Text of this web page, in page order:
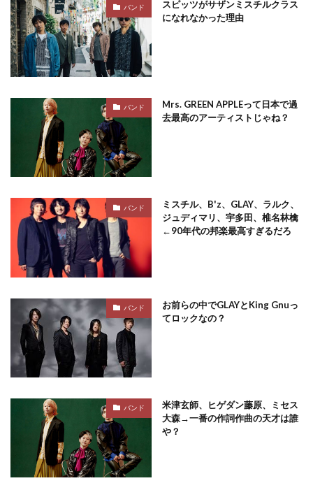
バンド
スピッツがサザンミスチルクラス
になれなかった理由
バンド
Mrs. GREEN APPLEって日本で過
去最高のアーティストじゃね？
バンド
ミスチル、B'z、GLAY、ラルク、
ジュディマリ、宇多田、椎名林檎
←90年代の邦楽最高すぎるだろ
バンド
お前らの中でGLAYとKing Gnuっ
てロックなの？
バンド
米津玄師、ヒゲダン藤原、ミセス
大森→一番の作詞作曲の天才は誰
や？